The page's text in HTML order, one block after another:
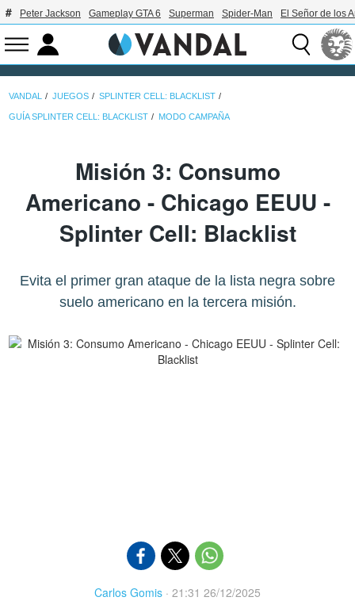
Peter Jackson Gameplay GTA 6 Superman Spider-Man El Señor de los
VANDAL JUEGOS SPLINTER CELL: BLACKLIST
GUÍA SPLINTER CELL: BLACKLIST MODO CAMPAÑA
Misión 3: Consumo
Americano - Chicago EEUU -
Splinter Cell: Blacklist
Evita el primer gran ataque de la lista negra sobre
suelo americano en la tercera misión.
Carlos Gomis · 21:31 26/12/2025